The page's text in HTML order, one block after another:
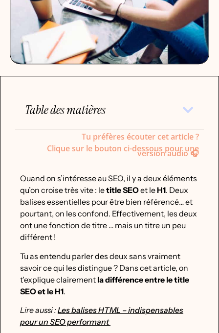
Table des matières
Tu préfères écouter cet article ?
Clique sur le bouton ci-dessous pour une
version audio 🎧
Quand on s’intéresse au SEO, il y a deux éléments
qu’on croise très vite : letitle SEOet leH1. Deux
balises essentielles pour être bien référencé… et
pourtant, on les confond. Effectivement, les deux
ont une fonction de titre … mais un titre un peu
différent !
Tu as entendu parler des deux sans vraiment
savoir ce qui les distingue ? Dans cet article, on
t’explique clairement la différence entre le title
SEO et le H1.
Lire aussi :Les balises HTML – indispensables
pour un SEO performant